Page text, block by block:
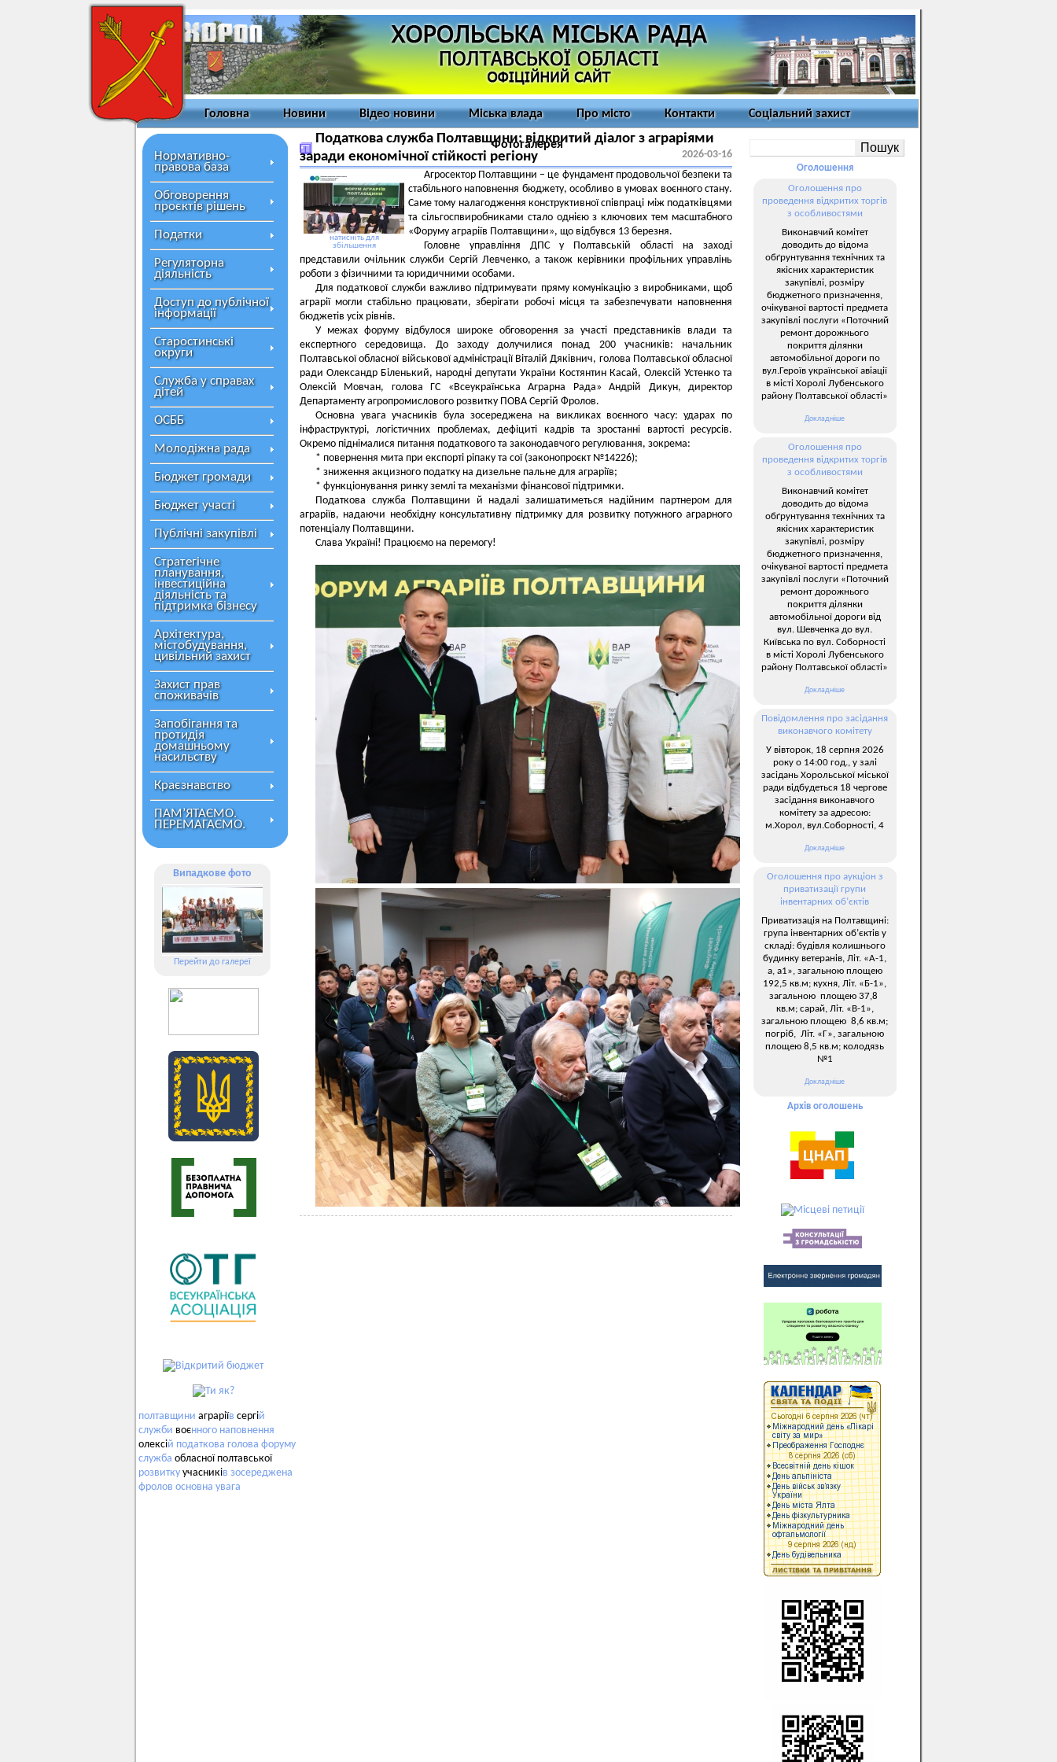
Головна Новини Відео новини Міська влада Про місто Контакти Соціальний захист
Фотогалерея
Нормативно-
правова база
Обговорення
проєктів рішень
Податки
Регуляторна
діяльність
Доступ до публічної
інформації
Старостинські
округи
Служба у справах
дітей
ОСББ
Молодіжна рада
Бюджет громади
Бюджет участі
Публічні закупівлі
Стратегічне
планування,
інвестиційна
діяльність та
підтримка бізнесу
Архітектура,
містобудування,
цивільний захист
Захист прав
споживачів
Запобігання та
протидія
домашньому
насильству
Краєзнавство
ПАМ’ЯТАЄМО.
ПЕРЕМАГАЄМО.
Випадкове фото
Перейти до галереї
полтавщини аграріїв сергій
служби воєнного наповнення
олексій податкова голова форуму
служба обласної полтавської
розвитку учасників зосереджена
фролов основна увага
Податкова служба Полтавщини: відкритий діалог з аграріями
заради економічної стійкості регіону
2026-03-16
натисніть для
збільшення
Агросектор Полтавщини – це фундамент продовольчої безпеки та
стабільного наповнення бюджету, особливо в умовах воєнного стану.
Саме тому налагодження конструктивної співпраці між податківцями
та сільгоспвиробниками стало однією з ключових тем масштабного
«Форуму аграріїв Полтавщини», що відбувся 13 березня.
Головне управління ДПС у Полтавській області на заході
представили очільник служби Сергій Левченко, а також керівники профільних управлінь
роботи з фізичними та юридичними особами.
Для податкової служби важливо підтримувати пряму комунікацію з виробниками, щоб
аграрії могли стабільно працювати, зберігати робочі місця та забезпечувати наповнення
бюджетів усіх рівнів.
У межах форуму відбулося широке обговорення за участі представників влади та
експертного середовища. До заходу долучилися понад 200 учасників: начальник
Полтавської обласної військової адміністрації Віталій Дяківнич, голова Полтавської обласної
ради Олександр Біленький, народні депутати України Костянтин Касай, Олексій Устенко та
Олексій Мовчан, голова ГС «Всеукраїнська Аграрна Рада» Андрій Дикун, директор
Департаменту агропромислового розвитку ПОВА Сергій Фролов.
Основна увага учасників була зосереджена на викликах воєнного часу: ударах по
інфраструктурі, логістичних проблемах, дефіциті кадрів та зростанні вартості ресурсів.
Окремо піднімалися питання податкового та законодавчого регулювання, зокрема:
* повернення мита при експорті ріпаку та сої (законопроєкт №14226);
* зниження акцизного податку на дизельне пальне для аграріїв;
* функціонування ринку землі та механізми фінансової підтримки.
Податкова служба Полтавщини й надалі залишатиметься надійним партнером для
аграріїв, надаючи необхідну консультативну підтримку для розвитку потужного аграрного
потенціалу Полтавщини.
Слава Україні! Працюємо на перемогу!
Оголошення
Оголошення про
проведення відкритих торгів
з особливостями
Виконавчий комітет
доводить до відома
обґрунтування технічних та
якісних характеристик
закупівлі, розміру
бюджетного призначення,
очікуваної вартості предмета
закупівлі послуги «Поточний
ремонт дорожнього
покриття ділянки
автомобільної дороги по
вул.Героїв української авіації
в місті Хоролі Лубенського
району Полтавської області»
Докладніше
Оголошення про
проведення відкритих торгів
з особливостями
Виконавчий комітет
доводить до відома
обґрунтування технічних та
якісних характеристик
закупівлі, розміру
бюджетного призначення,
очікуваної вартості предмета
закупівлі послуги «Поточний
ремонт дорожнього
покриття ділянки
автомобільної дороги від
вул. Шевченка до вул.
Київська по вул. Соборності
в місті Хоролі Лубенського
району Полтавської області»
Докладніше
Повідомлення про засідання
виконавчого комітету
У вівторок, 18 серпня 2026
року о 14:00 год., у залі
засідань Хорольської міської
ради відбудеться 18 чергове
засідання виконавчого
комітету за адресою:
м.Хорол, вул.Соборності, 4
Докладніше
Оголошення про аукціон з
приватизації групи
інвентарних об’єктів
Приватизація на Полтавщині:
група інвентарних об’єктів у
складі: будівля колишнього
будинку ветеранів, Літ. «А-1,
а, а1», загальною площею
192,5 кв.м; кухня, Літ. «Б-1»,
загальною площею 37,8
кв.м; сарай, Літ. «В-1»,
загальною площею 8,6 кв.м;
погріб, Літ. «Г», загальною
площею 8,5 кв.м; колодязь
№1
Докладніше
Архів оголошень